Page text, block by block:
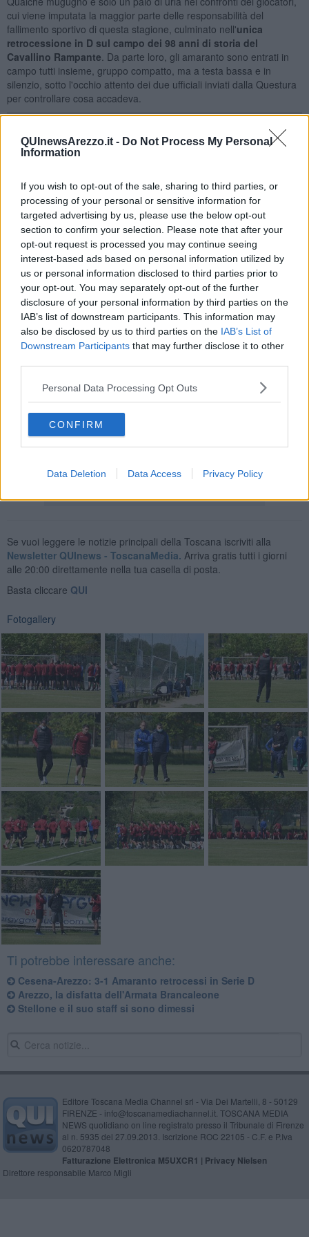
QUInewsArezzo.it - Do Not Process My Personal
Information
If you wish to opt-out of the sale, sharing to third parties, or
processing of your personal or sensitive information for
targeted advertising by us, please use the below opt-out
section to confirm your selection. Please note that after your
opt-out request is processed you may continue seeing
interest-based ads based on personal information utilized by
us or personal information disclosed to third parties prior to
your opt-out. You may separately opt-out of the further
disclosure of your personal information by third parties on the
IAB’s list of downstream participants. This information may
also be disclosed by us to third parties on the IAB’s List of
Downstream Participants that may further disclose it to other
Personal Data Processing Opt Outs
CONFIRM
Data Deletion Data Access Privacy Policy
cui viene imputata la maggior parte delle responsabilità del
fallimento sportivo di questa stagione, culminato nell'unica
retrocessione in D sul campo dei 98 anni di storia del
Cavallino Rampante . Da parte loro, gli amaranto sono entrati in
campo tutti insieme, gruppo compatto, ma a testa bassa e in
silenzio, sotto l'occhio attento dei due ufficiali inviati dalla Questura
per controllare cosa accadeva.
L'allenamento è stato poco o niente
decadenza dei contratti vista la retrocessione tra i dilettanti, hanno
fatto si che i calciatori facesserosolo qualche giro di campo
correndo tutti in gruppo a testa bassa. Sia prima, che dopo, tutti in
cerchio dalla parte opposta del campo di allenamento, lontano da
orecchie indiscrete. Non è facile immaginare quali possano essere
state le parole del confronto, visto che il risultato finale della
stagione e le modalità in cui è arrivato, hanno lasciatoamaro in
bocca e rabbia , ma ben poco da dire.
E' stata sicuramente l'ultima occasione per salutarsi con allenatore
e staff tecnico. Le dimissioni rassegnate daStellone, Gennari,
Gorgone e Zambardisono notizia di ieri sera, e quello di stamani
è statol'ultimo allenamento da loro diretto . La squadra tornerà
saranno tecnici già negli organici della società, quindi provenienti
dal settore giovanile. Quasi certamente sarà Andrea Sussi, già
allenatore della Primavera 3, a comandare il lavoro odierno.
Giulio Cirinei
© Riproduzione riservata
Se vuoi leggere le notizie principali della Toscana iscriviti alla
Newsletter QUInews - ToscanaMedia. Arriva gratis tutti i giorni
alle 20:00 direttamente nella tua casella di posta.
Basta cliccare QUI
Fotogallery
Ti potrebbe interessare anche:
Cesena-Arezzo: 3-1 Amaranto retrocessi in Serie D
Arezzo, la disfatta dell'Armata Brancaleone
Stellone e il suo staff si sono dimessi
Editore Toscana Media Channel srl - Via Dei Martelli, 8 - 50129
FIRENZE - info@toscanamediachannel.it. TOSCANA MEDIA
NEWS quotidiano on line registrato presso il Tribunale di Firenze
al n. 5935 del 27.09.2013. Iscrizione ROC 22105 - C.F. e P.Iva
0620787048
Fatturazione Elettronica M5UXCR1 | Privacy Nielsen
Direttore responsabile Marco Migli